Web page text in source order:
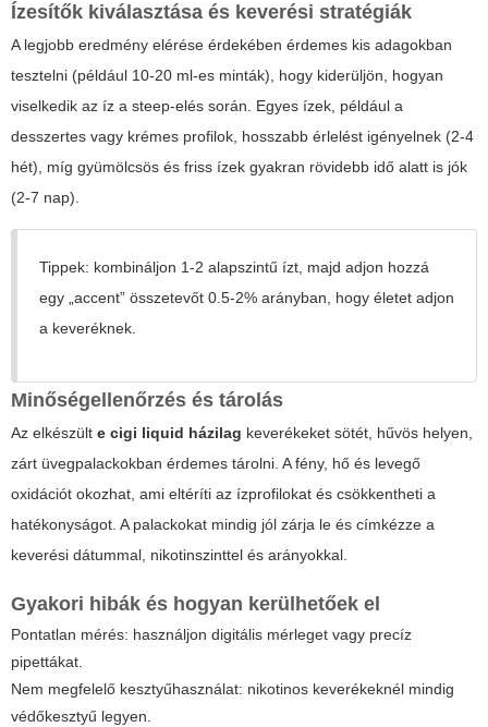
Ízesítők kiválasztása és keverési stratégiák
A legjobb eredmény elérése érdekében érdemes kis adagokban
tesztelni (például 10-20 ml-es minták), hogy kiderüljön, hogyan
viselkedik az íz a steep-elés során. Egyes ízek, például a
desszertes vagy krémes profilok, hosszabb érlelést igényelnek (2-4
hét), míg gyümölcsös és friss ízek gyakran rövidebb idő alatt is jók
(2-7 nap).
Tippek: kombináljon 1-2 alapszintű ízt, majd adjon hozzá
egy „accent” összetevőt 0.5-2% arányban, hogy életet adjon
a keveréknek.
Minőségellenőrzés és tárolás
Az elkészült e cigi liquid házilag keverékeket sötét, hűvös helyen,
zárt üvegpalackokban érdemes tárolni. A fény, hő és levegő
oxidációt okozhat, ami eltéríti az ízprofilokat és csökkentheti a
hatékonyságot. A palackokat mindig jól zárja le és címkézze a
keverési dátummal, nikotinszinttel és arányokkal.
Gyakori hibák és hogyan kerülhetőek el
Pontatlan mérés: használjon digitális mérleget vagy precíz
pipettákat.
Nem megfelelő kesztyűhasználat: nikotinos keverékeknél mindig
védőkesztyű legyen.